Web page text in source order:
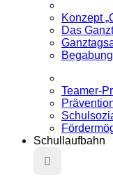
Konzept
Das
Teamer-
Schullaufbahn